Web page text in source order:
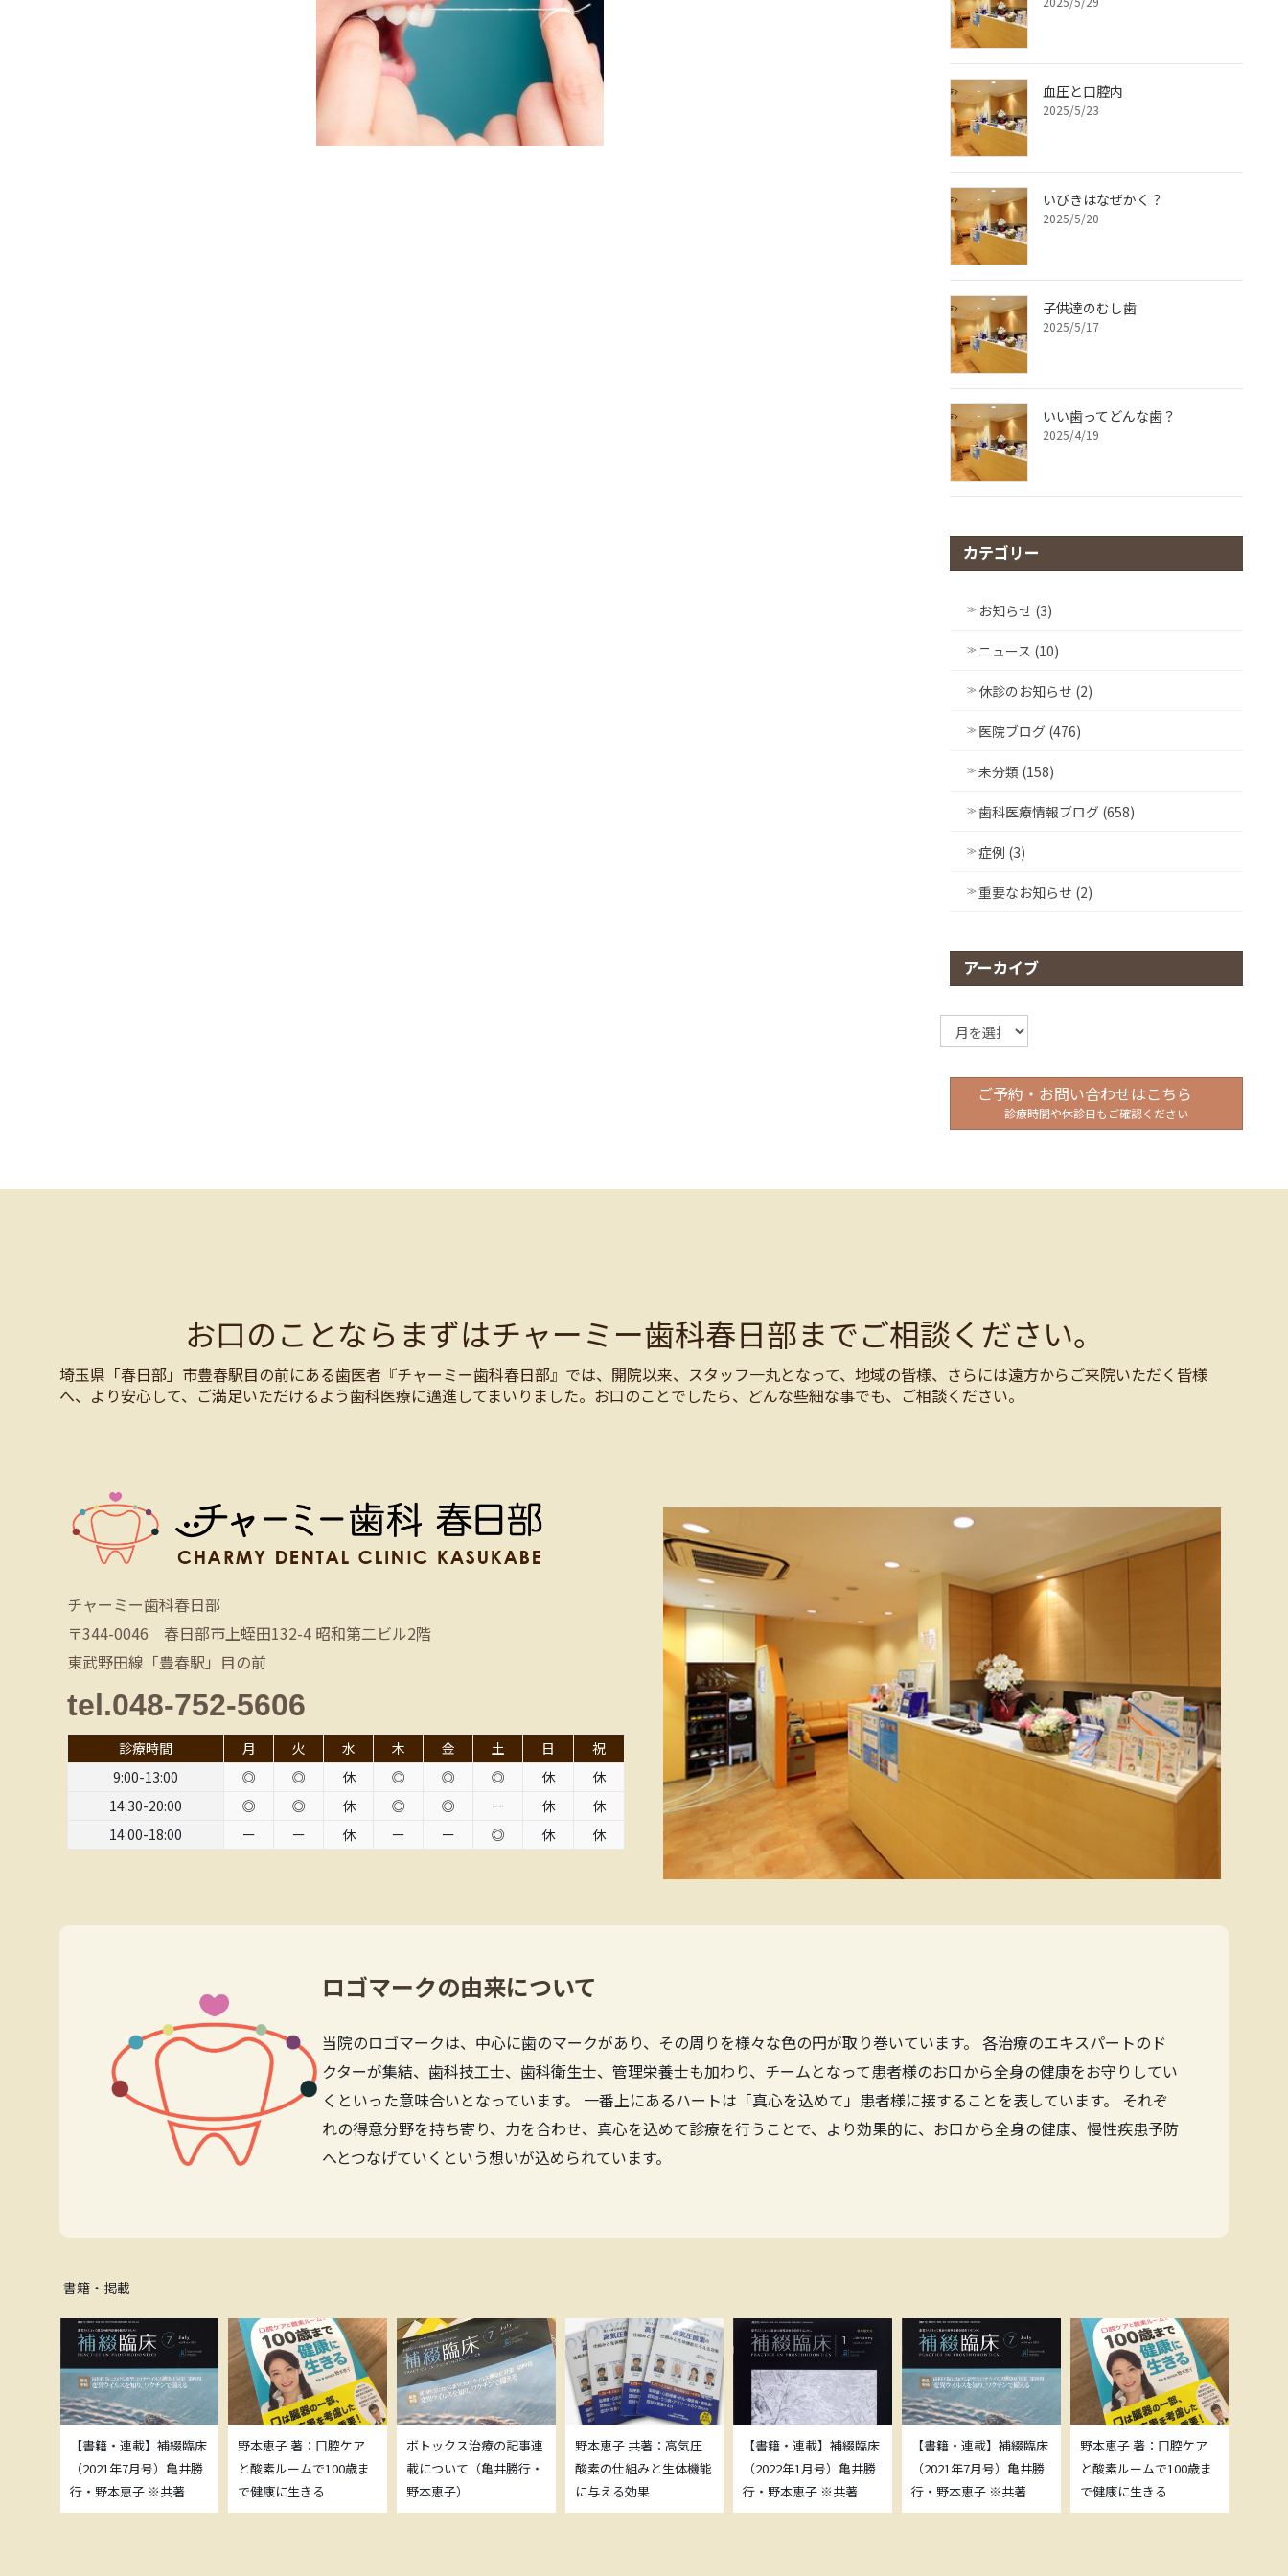
血圧と口腔内
2025/5/23
いびきはなぜかく？
2025/5/20
子供達のむし歯
2025/5/17
いい歯ってどんな歯？
2025/4/19
カテゴリー
お知らせ (3)
ニュース (10)
休診のお知らせ (2)
医院ブログ (476)
未分類 (158)
歯科医療情報ブログ (658)
症例 (3)
重要なお知らせ (2)
アーカイブ
ア
ー
イ
ご予約・お問い合わせはこちら
診療時間や休診日もご確認ください
お口のことならまずはチャーミー歯科春日部までご相談ください。
埼玉県「春日部」市豊春駅目の前にある歯医者『チャーミー歯科春日部』では、開院以来、スタッフ一丸となって、地域の皆様、さらには遠方からご来院いただく皆様
へ、より安心して、ご満足いただけるよう歯科医療に邁進してまいりました。お口のことでしたら、どんな些細な事でも、ご相談ください。
チャーミー歯科春日部
〒344-0046 春日部市上蛭田132-4 昭和第二ビル2階
東武野田線「豊春駅」目の前
tel.048-752-5606
診療時間 月 火 水 木 金 土 日
祝
9:00-13:00
◎ ◎ 休 ◎ ◎ ◎ 休
休
14:30-20:00
◎ ◎ 休 ◎ ◎ ー 休
休
14:00-18:00
ー ー 休 ー ー ◎ 休 休
ロゴマークの由来について
当院のロゴマークは、中心に歯のマークがあり、その周りを様々な色の円が取り巻いています。 各治療のエキスパートのド
クターが集結、歯科技工士、歯科衛生士、管理栄養士も加わり、チームとなって患者様のお口から全身の健康をお守りしてい
くといった意味合いとなっています。 一番上にあるハートは「真心を込めて」患者様に接することを表しています。 それぞ
れの得意分野を持ち寄り、力を合わせ、真心を込めて診療を行うことで、より効果的に、お口から全身の健康、慢性疾患予防
へとつなげていくという想いが込められています。
書籍・掲載
【書籍・連載】補綴臨床
（2021年7月号）亀井勝
行・野本恵子 ※共著
野本恵子 著：口腔ケア
と酸素ルームで100歳ま
で健康に生きる
ボトックス治療の記事連
載について（亀井勝行・
野本恵子）
野本恵子 共著：高気圧
酸素の仕組みと生体機能
に与える効果
【書籍・連載】補綴臨床
（2022年1月号）亀井勝
行・野本恵子 ※共著
【書籍・連載】補綴臨床
（2021年7月号）亀井勝
行・野本恵子 ※共著
野本恵子 著：口腔ケア
と酸素ルームで100歳ま
で健康に生きる